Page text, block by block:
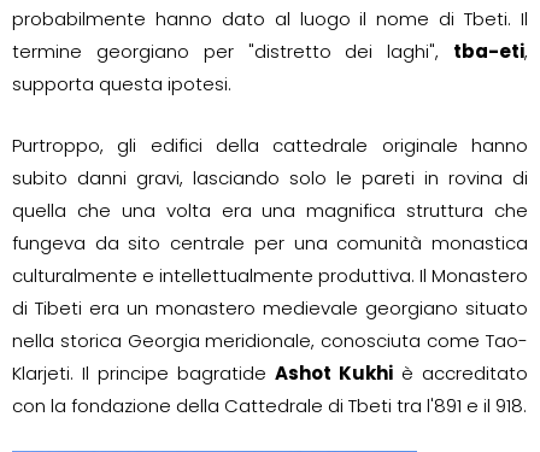
probabilmente hanno dato al luogo il nome di Tbeti. Il
termine georgiano per "distretto dei laghi", tba-eti,
supporta questa ipotesi.
Purtroppo, gli edifici della cattedrale originale hanno
subito danni gravi, lasciando solo le pareti in rovina di
quella che una volta era una magnifica struttura che
fungeva da sito centrale per una comunità monastica
culturalmente e intellettualmente produttiva. Il Monastero
di Tibeti era un monastero medievale georgiano situato
nella storica Georgia meridionale, conosciuta come Tao-
Klarjeti. Il principe bagratide Ashot Kukhi è accreditato
con la fondazione della Cattedrale di Tbeti tra l'891 e il 918.